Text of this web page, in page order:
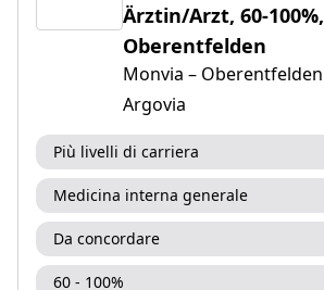
Ärztin/Arzt, 60-100%,
Oberentfelden
Monvia – Oberentfelden
Argovia
Più livelli di carriera
Medicina interna generale
Da concordare
60 - 100%